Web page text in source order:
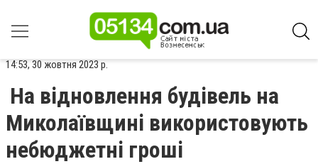
14:53, 30 жовтня 2023 р.
На відновлення будівель на
Миколаївщині використовують
небюджетні гроші